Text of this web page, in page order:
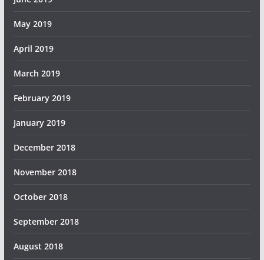
May 2019
April 2019
March 2019
February 2019
January 2019
December 2018
November 2018
October 2018
September 2018
August 2018